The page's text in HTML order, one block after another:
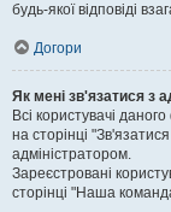
будь-якої відповіді
Догори
Як мені зв'язатися з
Всі користувачі
на сторінці
адміністратором.
Зареєстровані
сторінці "Наша